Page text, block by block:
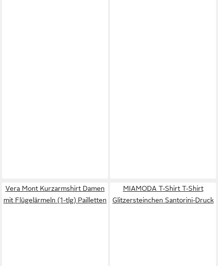
Vera Mont Kurzarmshirt Damen
mit Flügelärmeln (1-tlg) Pailletten
MIAMODA T-Shirt T-Shirt
Glitzersteinchen Santorini-Druck